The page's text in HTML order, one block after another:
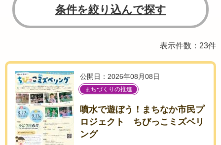
条件を絞り込んで探す
表示件数：23件
公開日：2026年08月08日
まちづくりの推進
噴水で遊ぼう！まちなか市民プ
ロジェクト ちびっこミズベリ
ング